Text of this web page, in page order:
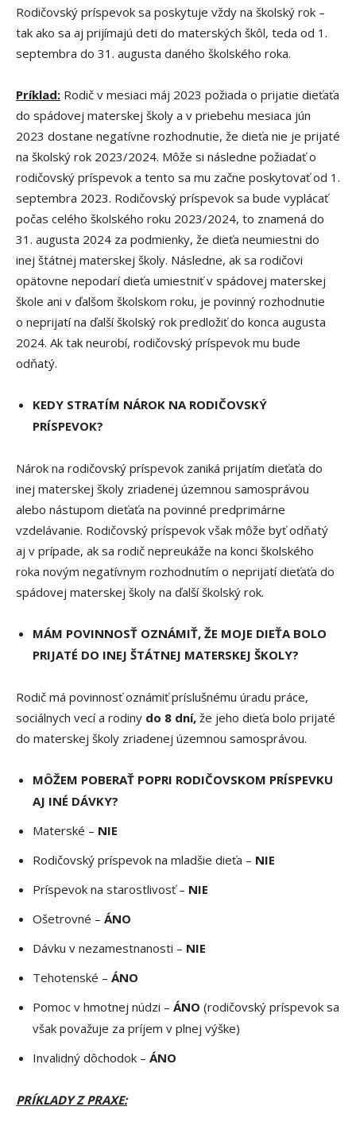
Rodičovský príspevok sa poskytuje vždy na školský rok –
tak ako sa aj prijímajú deti do materských škôl, teda od 1.
septembra do 31. augusta daného školského roka.
Príklad: Rodič v mesiaci máj 2023 požiada o prijatie dieťaťa
do spádovej materskej školy a v priebehu mesiaca jún
2023 dostane negatívne rozhodnutie, že dieťa nie je prijaté
na školský rok 2023/2024. Môže si následne požiadať o
rodičovský príspevok a tento sa mu začne poskytovať od 1.
septembra 2023. Rodičovský príspevok sa bude vyplácať
počas celého školského roku 2023/2024, to znamená do
31. augusta 2024 za podmienky, že dieťa neumiestni do
inej štátnej materskej školy. Následne, ak sa rodičovi
opätovne nepodarí dieťa umiestniť v spádovej materskej
škole ani v ďalšom školskom roku, je povinný rozhodnutie
o neprijatí na ďalší školský rok predložiť do konca augusta
2024. Ak tak neurobí, rodičovský príspevok mu bude
odňatý.
KEDY STRATÍM NÁROK NA RODIČOVSKÝ
PRÍSPEVOK?
Nárok na rodičovský príspevok zaniká prijatím dieťaťa do
inej materskej školy zriadenej územnou samosprávou
alebo nástupom dieťaťa na povinné predprimárne
vzdelávanie. Rodičovský príspevok však môže byť odňatý
aj v prípade, ak sa rodič nepreukáže na konci školského
roka novým negatívnym rozhodnutím o neprijatí dieťaťa do
spádovej materskej školy na ďalší školský rok.
MÁM POVINNOSŤ OZNÁMIŤ, ŽE MOJE DIEŤA BOLO
PRIJATÉ DO INEJ ŠTÁTNEJ MATERSKEJ ŠKOLY?
Rodič má povinnosť oznámiť príslušnému úradu práce,
sociálnych vecí a rodiny do 8 dní, že jeho dieťa bolo prijaté
do materskej školy zriadenej územnou samosprávou.
MÔŽEM POBERAŤ POPRI RODIČOVSKOM PRÍSPEVKU
AJ INÉ DÁVKY?
Materské – NIE
Rodičovský príspevok na mladšie dieťa – NIE
Príspevok na starostlivosť – NIE
Ošetrovné – ÁNO
Dávku v nezamestnanosti – NIE
Tehotenské – ÁNO
Pomoc v hmotnej núdzi – ÁNO (rodičovský príspevok sa
však považuje za príjem v plnej výške)
Invalidný dôchodok – ÁNO
PRÍKLADY Z PRAXE: